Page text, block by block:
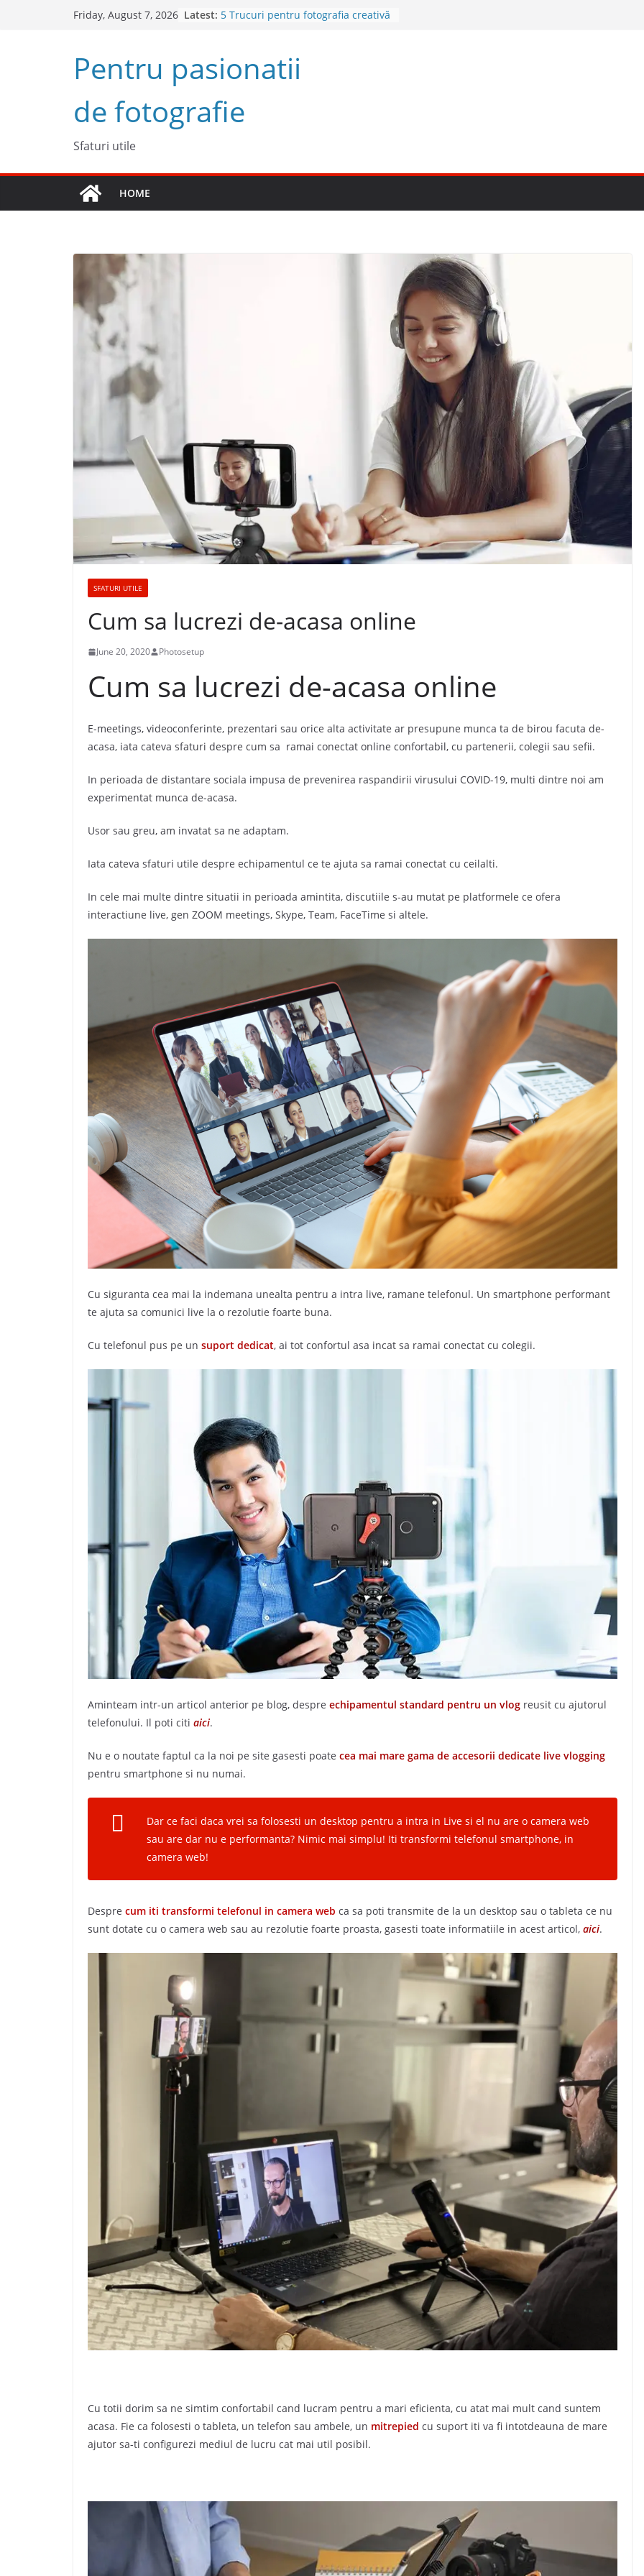
Friday, August 7, 2026 Latest: 4 sfaturi pentru cele mai bune
Top 5 obiective foto mirrorless în
2023
succes
Descoperă Sony ZV-E1, prima
Pentru pasionatii
de fotografie
Sfaturi utile
HOME
SFATURI UTILE
Cum sa lucrezi de-acasa online
June 20, 2020 Photosetup
Cum sa lucrezi de-acasa online
E-meetings, videoconferinte, prezentari sau orice alta activitate ar presupune munca ta de birou facuta de-
acasa, iata cateva sfaturi despre cum sa ramai conectat online confortabil, cu partenerii, colegii sau sefii.
In perioada de distantare sociala impusa de prevenirea raspandirii virusului COVID-19, multi dintre noi am
experimentat munca de-acasa.
Usor sau greu, am invatat sa ne adaptam.
Iata cateva sfaturi utile despre echipamentul ce te ajuta sa ramai conectat cu ceilalti.
In cele mai multe dintre situatii in perioada amintita, discutiile s-au mutat pe platformele ce ofera
interactiune live, gen ZOOM meetings, Skype, Team, FaceTime si altele.
Cu siguranta cea mai la indemana unealta pentru a intra live, ramane telefonul. Un smartphone performant
te ajuta sa comunici live la o rezolutie foarte buna.
Cu telefonul pus pe un suport dedicat, ai tot confortul asa incat sa ramai conectat cu colegii.
Aminteam intr-un articol anterior pe blog, despre echipamentul standard pentru un vlog reusit cu ajutorul
telefonului. Il poti citi aici.
Nu e o noutate faptul ca la noi pe site gasesti poate cea mai mare gama de accesorii dedicate live vlogging
pentru smartphone si nu numai.
Dar ce faci daca vrei sa folosesti un desktop pentru a intra in Live si el nu are o camera web
sau are dar nu e performanta? Nimic mai simplu! Iti transformi telefonul smartphone, in
camera web!
Despre cum iti transformi telefonul in camera web ca sa poti transmite de la un desktop sau o tableta ce nu
sunt dotate cu o camera web sau au rezolutie foarte proasta, gasesti toate informatiile in acest articol, aici.
Cu totii dorim sa ne simtim confortabil cand lucram pentru a mari eficienta, cu atat mai mult cand suntem
acasa. Fie ca folosesti o tableta, un telefon sau ambele, un mitrepied cu suport iti va fi intotdeauna de mare
ajutor sa-ti configurezi mediul de lucru cat mai util posibil.